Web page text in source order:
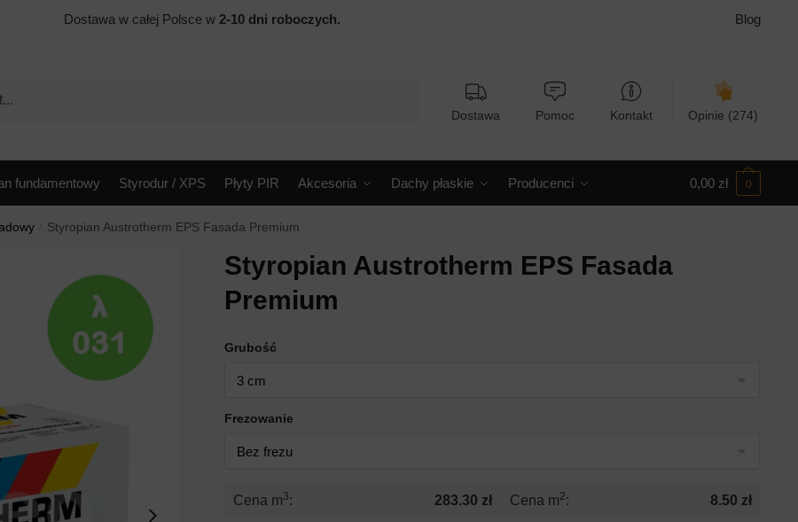
Dostawa w całej Polsce w 2-10 dni roboczych. Blog
Dostawa Pomoc Kontakt Opinie (274)
fundamentowy Styrodur / XPS Płyty PIR Akcesoria Dachy płaskie Producenci 0,00 zł 0
Styropian Austrotherm EPS Fasada Premium
Styropian Austrotherm EPS Fasada
Premium
Grubość
Frezowanie
Cena m3: 283.30 zł Cena m2: 8.50 zł